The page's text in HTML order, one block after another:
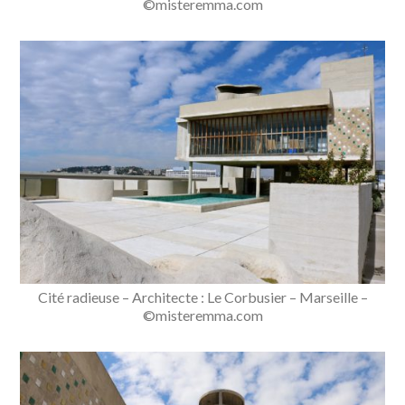
©misteremma.com
Cité radieuse – Architecte : Le Corbusier – Marseille –
©misteremma.com